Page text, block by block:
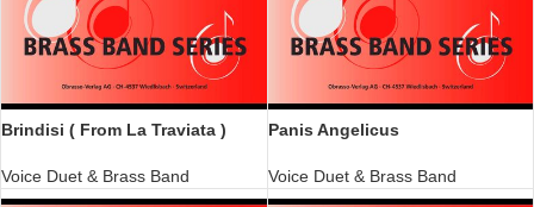
Brindisi ( From La Traviata )
Voice Duet & Brass Band
Panis Angelicus
Voice Duet & Brass Band